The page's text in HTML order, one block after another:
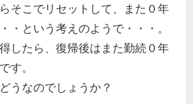
そこでリセットして、また０年
・という考えのようで・・・。
したら、復帰後はまた勤続０年
す。
うなのでしょうか？